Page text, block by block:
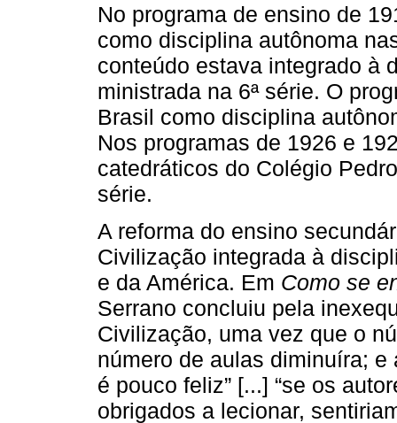
No programa de ensino de
como disciplina autônoma
conteúdo estava integrado à
ministrada na 6ª série. O
Brasil como disciplina
Nos programas de 1926 e
catedráticos do Colégio
série.
A reforma do ensino
Civilização integrada à
e da América. Em Como se
Serrano concluiu pela
Civilização, uma vez que o
número de aulas diminuíra; e
é pouco feliz” [...] “se os
obrigados a lecionar,